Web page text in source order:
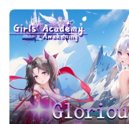
commencer la
jusqu'à ce que vous
En outre, l'enregistreur
option pour les jeux qui
niveau supérieur et à
synchroniseur et
les actions de l'instance